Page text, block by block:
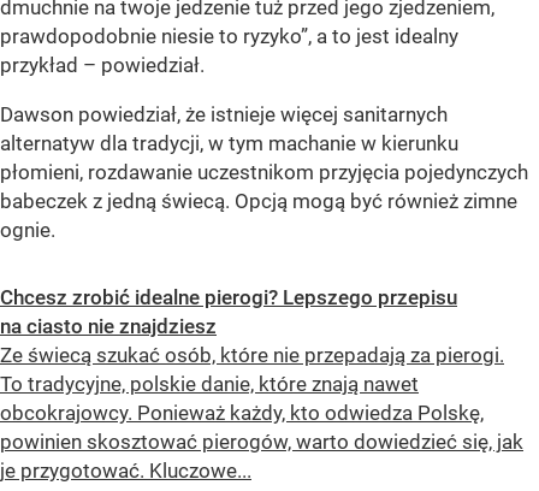
dmuchnie na twoje jedzenie tuż przed jego zjedzeniem,
prawdopodobnie niesie to ryzyko”, a to jest idealny
przykład – powiedział.
Dawson powiedział, że istnieje więcej sanitarnych
alternatyw dla tradycji, w tym machanie w kierunku
płomieni, rozdawanie uczestnikom przyjęcia pojedynczych
babeczek z jedną świecą. Opcją mogą być również zimne
ognie.
Chcesz zrobić idealne pierogi? Lepszego przepisu
na ciasto nie znajdziesz
Ze świecą szukać osób, które nie przepadają za pierogi.
To tradycyjne, polskie danie, które znają nawet
obcokrajowcy. Ponieważ każdy, kto odwiedza Polskę,
powinien skosztować pierogów, warto dowiedzieć się, jak
je przygotować. Kluczowe...